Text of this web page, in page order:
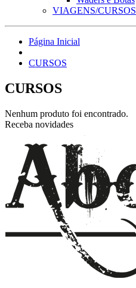
VIAGENS/CURSOS
Página Inicial
CURSOS
CURSOS
Nenhum produto foi encontrado.
Receba novidades